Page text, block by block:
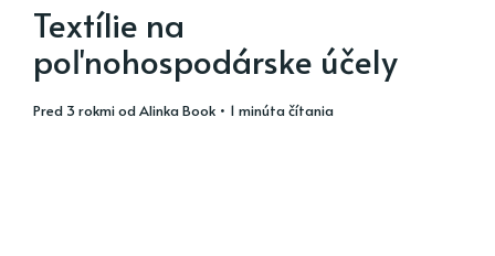
Textílie na
poľnohospodárske účely
pred 3 rokmiodAlinka Book • 1 minúta čítania